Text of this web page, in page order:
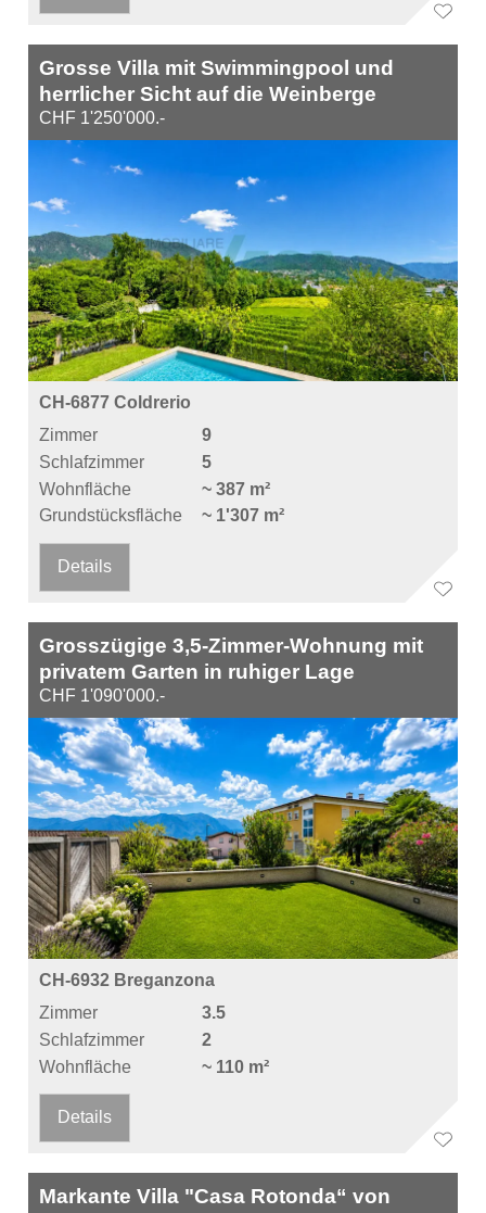
Grosse Villa mit Swimmingpool und
herrlicher Sicht auf die Weinberge
CHF 1'250'000.-
CH-6877 Coldrerio
Zimmer
9
Schlafzimmer
5
Wohnfläche
~ 387 m²
Grundstücksfläche
~ 1'307 m²
Details
Grosszügige 3,5-Zimmer-Wohnung mit
privatem Garten in ruhiger Lage
CHF 1'090'000.-
CH-6932 Breganzona
Zimmer
3.5
Schlafzimmer
2
Wohnfläche
~ 110 m²
Details
Markante Villa "Casa Rotonda“ von